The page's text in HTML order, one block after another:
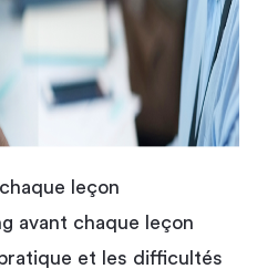
leçon
avant chaque leçon
et les difficultés